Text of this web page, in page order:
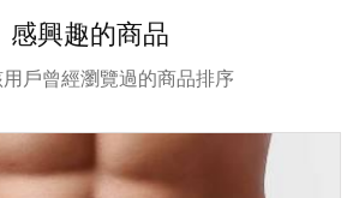
感興趣的商品
戶曾經瀏覽過的商品排序